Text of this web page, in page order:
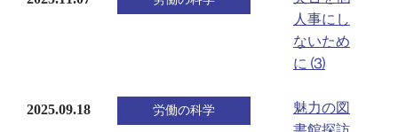
人事にし
ないため
に ⑶
2025.09.18 労働の科学
魅力の図